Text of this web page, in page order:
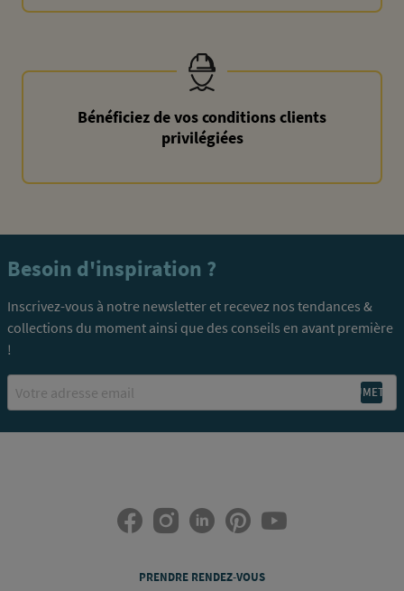
Bénéficiez de vos conditions clients
privilégiées
Besoin d'inspiration ?
Inscrivez-vous à notre newsletter et recevez nos tendances &
collections du moment ainsi que des conseils en avant première
!
PRENDRE RENDEZ-VOUS